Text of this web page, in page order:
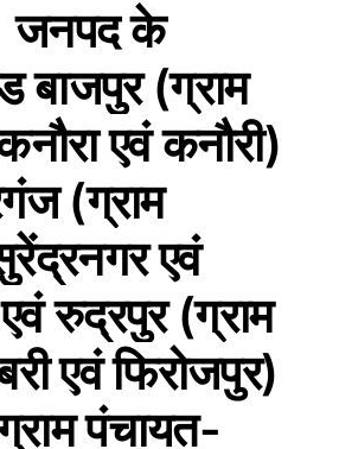
जनपद के
बाजपुर (ग्राम
एवं कनौरी)
(ग्राम
एवं
रुद्रपुर (ग्राम
एवं फिरोजपुर)
पंचायत-